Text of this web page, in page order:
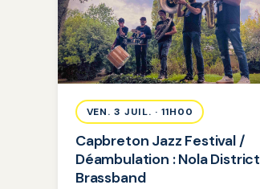
VEN. 3 JUIL. · 11H00
Capbreton Jazz Festival /
Déambulation : Nola District
Brassband